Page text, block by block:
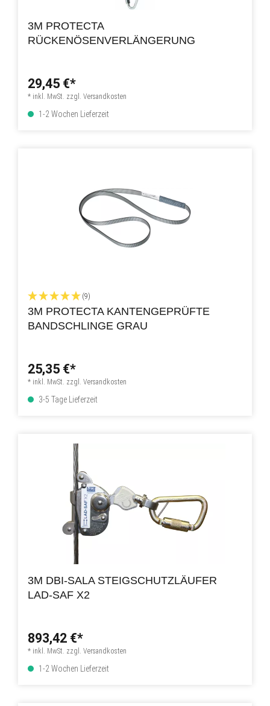
3M PROTECTA
RÜCKENÖSENVERLÄNGERUNG
29,45 €*
* inkl. MwSt. zzgl. Versandkosten
1-2 Wochen Lieferzeit
(9)
3M PROTECTA KANTENGEPRÜFTE
BANDSCHLINGE GRAU
25,35 €*
* inkl. MwSt. zzgl. Versandkosten
3-5 Tage Lieferzeit
3M DBI-SALA STEIGSCHUTZLÄUFER
LAD-SAF X2
893,42 €*
* inkl. MwSt. zzgl. Versandkosten
1-2 Wochen Lieferzeit